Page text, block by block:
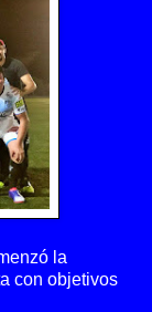
la
con objetivos